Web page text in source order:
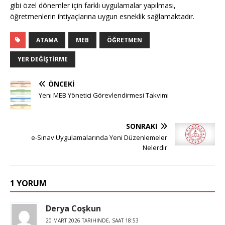
gibi özel dönemler için farklı uygulamalar yapılması,
öğretmenlerin ihtiyaçlarına uygun esneklik sağlamaktadır.
ATAMA MEB ÖĞRETMEN
YER DEĞIŞTIRME
ÖNCEKI
Yeni MEB Yönetici Görevlendirmesi Takvimi
SONRAKI
e-Sınav Uygulamalarında Yeni Düzenlemeler
Nelerdir
1 YORUM
Derya Coşkun
20 MART 2026 TARIHINDE, SAAT 18:53